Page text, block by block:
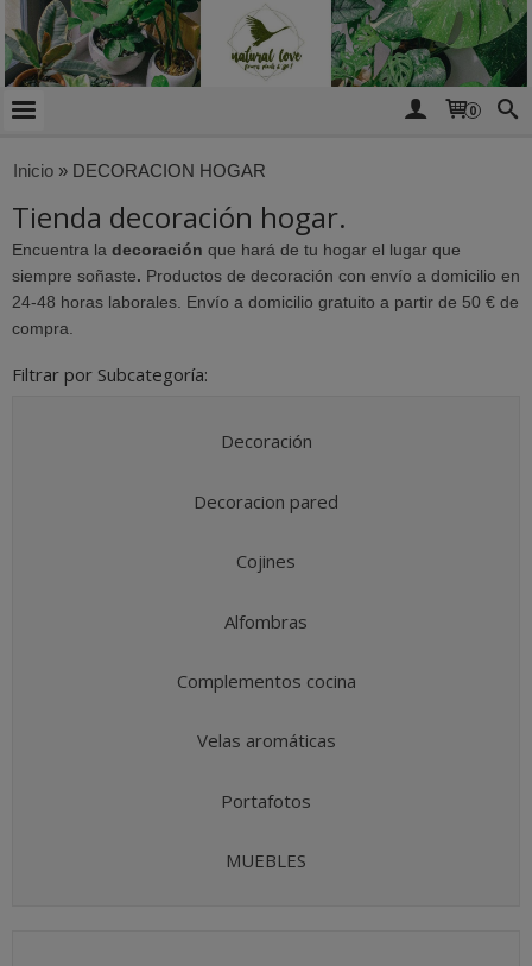
0
Inicio » DECORACION HOGAR
Tienda decoración hogar.
Encuentra la decoración que hará de tu hogar el lugar que
siempre soñaste. Productos de decoración con envío a domicilio en
24-48 horas laborales. Envío a domicilio gratuito a partir de 50 € de
compra.
Filtrar por Subcategoría:
Decoración
Decoracion pared
Cojines
Alfombras
Complementos cocina
Velas aromáticas
Portafotos
MUEBLES